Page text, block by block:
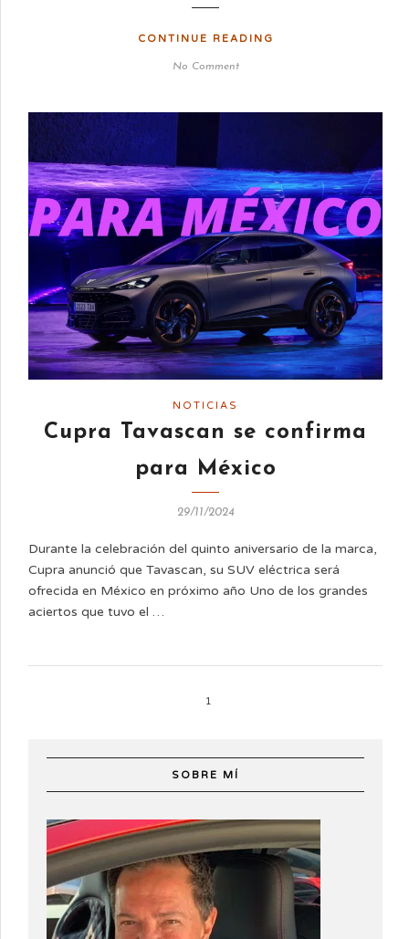
CONTINUE READING
No Comment
NOTICIAS
Cupra Tavascan se confirma
para México
29/11/2024
Durante la celebración del quinto aniversario de la marca,
Cupra anunció que Tavascan, su SUV eléctrica será
ofrecida en México en próximo año Uno de los grandes
aciertos que tuvo el …
1
SOBRE MÍ